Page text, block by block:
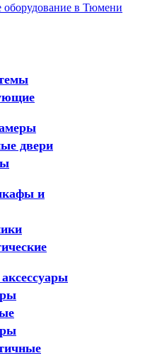
двери
и